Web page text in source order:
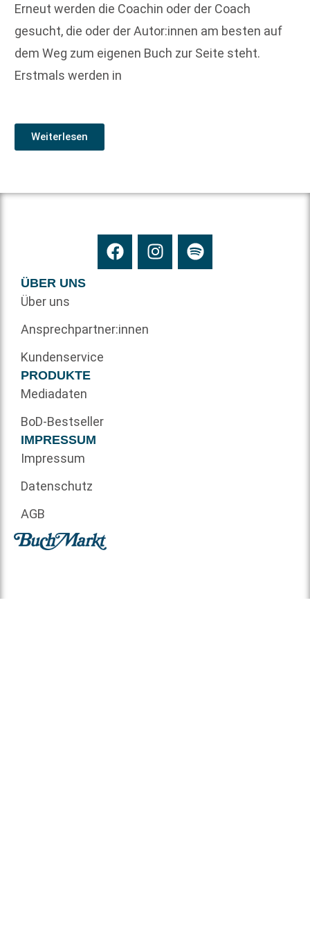
Erneut werden die Coachin oder der Coach
gesucht, die oder der Autor:innen am besten auf
dem Weg zum eigenen Buch zur Seite steht.
Erstmals werden in
Weiterlesen
ÜBER UNS
Über uns
Ansprechpartner:innen
Kundenservice
PRODUKTE
Mediadaten
BoD-Bestseller
IMPRESSUM
Impressum
Datenschutz
AGB